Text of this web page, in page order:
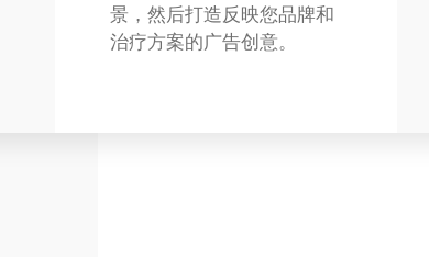
景，然后打造反映您品牌和
治疗方案的广告创意。